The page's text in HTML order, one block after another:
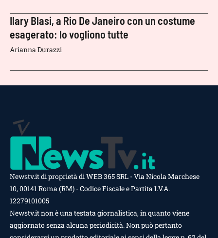
Ilary Blasi, a Rio De Janeiro con un costume
esagerato: lo vogliono tutte
Arianna Durazzi
Newstv.it di proprietà di WEB 365 SRL - Via Nicola Marchese
10, 00141 Roma (RM) - Codice Fiscale e Partita I.V.A.
12279101005
Newstv.it non è una testata giornalistica, in quanto viene
aggiornato senza alcuna periodicità. Non può pertanto